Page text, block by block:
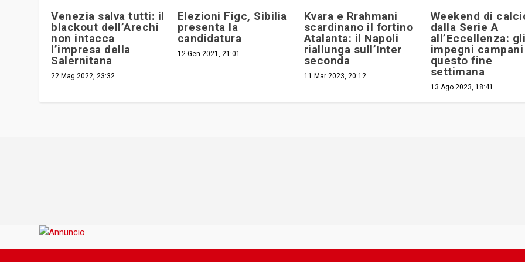
Venezia salva tutti: il
blackout dell’Arechi
non intacca
l’impresa della
Salernitana
22 Mag 2022, 23:32
Elezioni Figc, Sibilia
presenta la
candidatura
12 Gen 2021, 21:01
Kvara e Rrahmani
scardinano il fortino
Atalanta: il Napoli
riallunga sull’Inter
seconda
11 Mar 2023, 20:12
Weekend di
dalla Serie A
all’Eccellenza: gli
impegni
questo fine
settimana
13 Ago 2023, 18:41